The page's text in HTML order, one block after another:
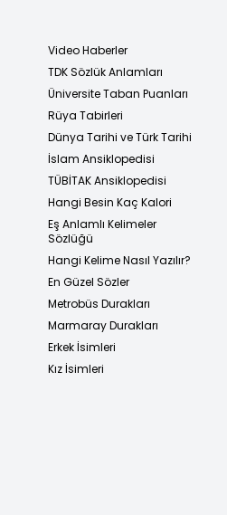
Video Haberler
TDK Sözlük Anlamları
Üniversite Taban Puanları
Rüya Tabirleri
Dünya Tarihi ve Türk Tarihi
İslam Ansiklopedisi
TÜBİTAK Ansiklopedisi
Hangi Besin Kaç Kalori
Eş Anlamlı Kelimeler
Sözlüğü
Hangi Kelime Nasıl Yazılır?
En Güzel Sözler
Metrobüs Durakları
Marmaray Durakları
Erkek İsimleri
Kız İsimleri